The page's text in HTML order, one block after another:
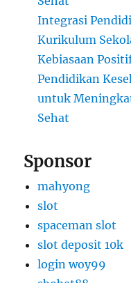
Integrasi
Kurikulum
Kebiasaan
Pendidikan
untuk
Sehat
Sponsor
mahyong
slot
spaceman slot
slot deposit 10k
login woy99